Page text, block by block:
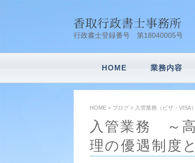
行政書士登録番号 第18040005号
HOME 業務内容
HOME> ブログ> 入管業務（ビザ・VISA）
入管業務 ～
理の優遇制度